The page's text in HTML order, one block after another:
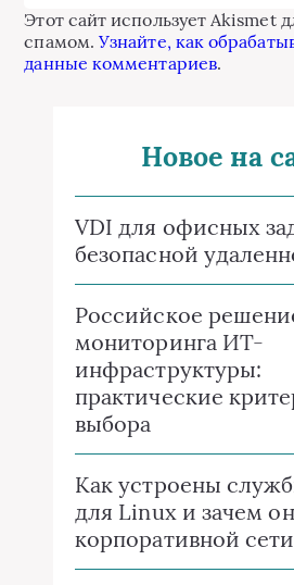
Этот сайт использует Akismet
спамом.Узнайте, как
данные комментариев.
Новое на
VDI для офисных
безопасной
Российское
мониторинга ИТ-
инфраструктуры:
практические
выбора
Как устроены
для Linux и зачем
корпоративной сети